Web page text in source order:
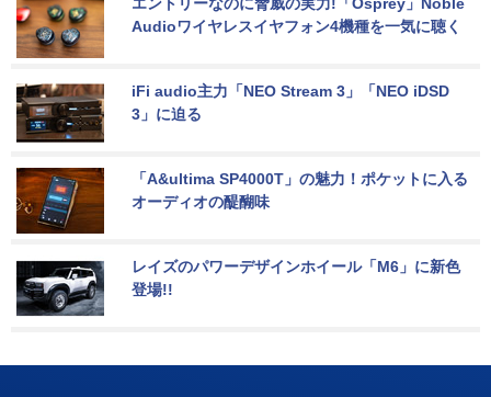
エントリーなのに脅威の実力!「Osprey」Noble
Audioワイヤレスイヤフォン4機種を一気に聴く
iFi audio主力「NEO Stream 3」「NEO iDSD
3」に迫る
「A&ultima SP4000T」の魅力！ポケットに入る
オーディオの醍醐味
レイズのパワーデザインホイール「M6」に新色
登場!!